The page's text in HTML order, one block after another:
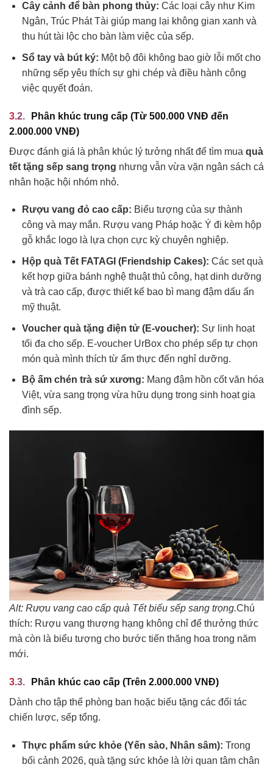
Cây cảnh để bàn phong thủy: Các loại cây như Kim
Ngân, Trúc Phát Tài giúp mang lại không gian xanh và
thu hút tài lộc cho bàn làm việc của sếp.
Sổ tay và bút ký: Một bộ đôi không bao giờ lỗi mốt cho
những sếp yêu thích sự ghi chép và điều hành công
việc quyết đoán.
Phân khúc trung cấp (Từ 500.000 VNĐ đến
2.000.000 VNĐ)
Được đánh giá là phân khúc lý tưởng nhất để tìm mua quà
tết tặng sếp sang trọng nhưng vẫn vừa vặn ngân sách cá
nhân hoặc hội nhóm nhỏ.
Rượu vang đỏ cao cấp: Biểu tượng của sự thành
công và may mắn. Rượu vang Pháp hoặc Ý đi kèm hộp
gỗ khắc logo là lựa chọn cực kỳ chuyên nghiệp.
Hộp quà Tết FATAGI (Friendship Cakes): Các set quà
kết hợp giữa bánh nghệ thuật thủ công, hạt dinh dưỡng
và trà cao cấp, được thiết kế bao bì mang đậm dấu ấn
mỹ thuật.
Voucher quà tặng điện tử (E-voucher): Sự linh hoạt
tối đa cho sếp. E-voucher UrBox cho phép sếp tự chọn
món quà mình thích từ ẩm thực đến nghỉ dưỡng.
Bộ ấm chén trà sứ xương: Mang đậm hồn cốt văn hóa
Việt, vừa sang trọng vừa hữu dụng trong sinh hoạt gia
đình sếp.
Alt: Rượu vang cao cấp quà Tết biếu sếp sang trọng.Chú
thích: Rượu vang thượng hạng không chỉ để thưởng thức
mà còn là biểu tượng cho bước tiến thăng hoa trong năm
mới.
Phân khúc cao cấp (Trên 2.000.000 VNĐ)
Dành cho tập thể phòng ban hoặc biếu tặng các đối tác
chiến lược, sếp tổng.
Thực phẩm sức khỏe (Yến sào, Nhân sâm): Trong
bối cảnh 2026, quà tặng sức khỏe là lời quan tâm chân